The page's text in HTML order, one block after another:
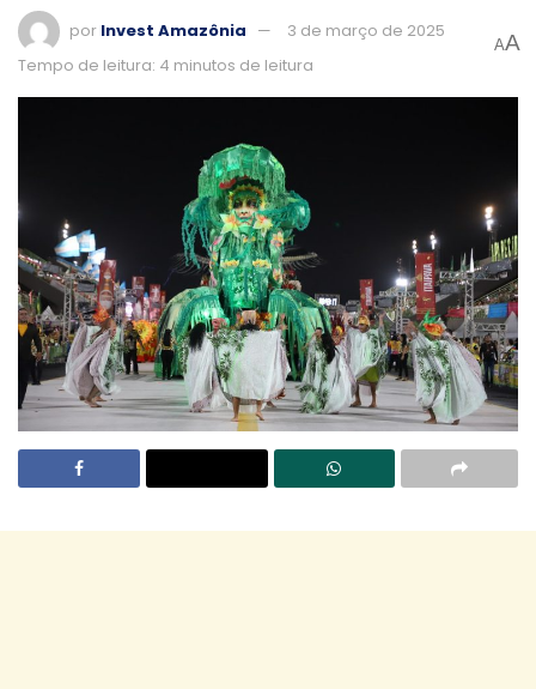
por Invest Amazônia
3 de março de 2025
Tempo de leitura: 4 minutos de leitura
AA